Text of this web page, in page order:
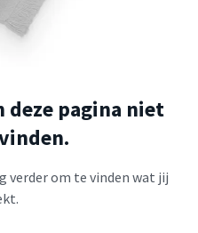
deze pagina niet
verder om te vinden wat jij